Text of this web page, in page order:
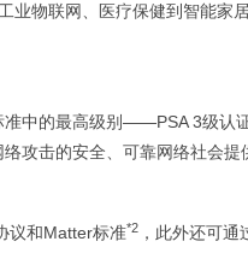
业物联网、医疗保健到智能家
中的最高级别——PSA 3级认
攻击的安全、可靠网络社会提
议和Matter标准*2 ，此外还可通